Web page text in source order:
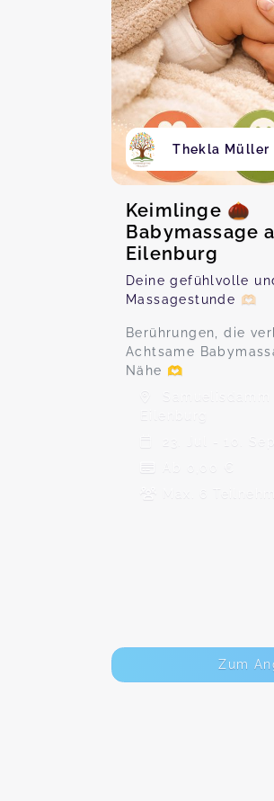
Thekla Müller
Keimlinge 🌰
Babymassage
Eilenburg
Deine gefühlvolle
Massagestunde 🫶🏻
Berührungen, die
Achtsame
Nähe 🫶
Samuelisdamm
Eilenburg
23. Jul - 10. Sep
Ab 0,00 €
Max. 6
Zum